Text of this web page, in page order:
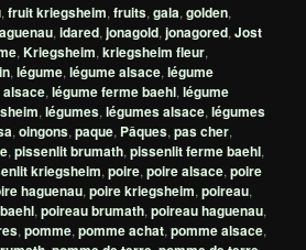
,fruit kriegsheim,fruits,gala,golden,
,idared,jonagold,jonagored,Jost
,Kriegsheim,kriegsheim fleur,
,légume,légume alsace,légume
alsace,légume ferme baehl,légume
,légumes,légumes alsace,légumes
,oingons,paque, Pâques,pas cher,
,pissenlit brumath,pissenlit ferme baehl,
kriegsheim,poire,poire alsace,poire
haguenau,poire kriegsheim,poireau,
,poireau brumath,poireau haguenau,
,pomme,pomme achat,pomme alsace,